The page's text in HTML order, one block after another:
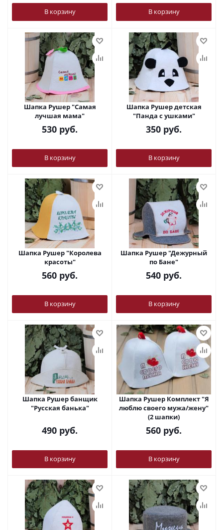
В корзину В корзину
Шапка Рушер "Самая
лучшая мама"
530 руб.
В корзину
Шапка Рушер детская
"Панда с ушками"
350 руб.
В корзину
Шапка Рушер "Королева
красоты"
560 руб.
В корзину
Шапка Рушер "Дежурный
по Бане"
540 руб.
В корзину
Шапка Рушер банщик
"Русская банька"
490 руб.
В корзину
Шапка Рушер Комплект "Я
люблю своего мужа/жену"
(2 шапки)
560 руб.
В корзину